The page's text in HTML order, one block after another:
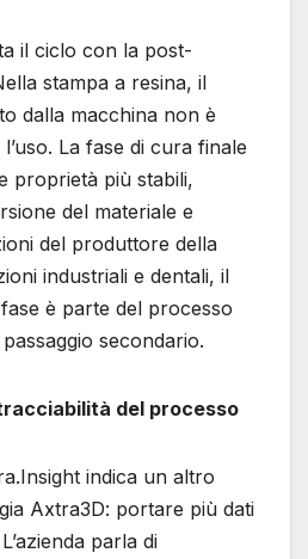
il ciclo con la post-
stampa a resina, il
dalla macchina non è
La fase di cura finale
proprietà più stabili,
del materiale e
del produttore della
industriali e dentali, il
è parte del processo
secondario.
del processo
indica un altro
Axtra3D: portare più dati
parla di